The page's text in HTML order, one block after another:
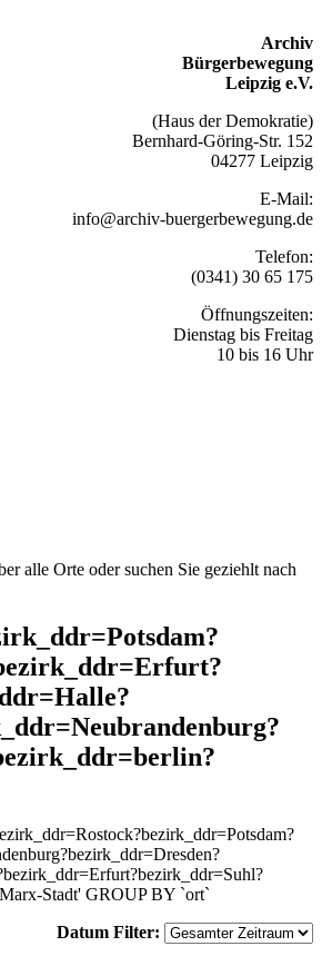
Archiv
Bürgerbewegung
Leipzig e.V.
(Haus der Demokratie)
Bernhard-Göring-Str. 152
04277 Leipzig
E-Mail:
info@archiv-buergerbewegung.de
Telefon:
(0341) 30 65 175
Öffnungszeiten:
Dienstag bis Freitag
10 bis 16 Uhr
alle Orte oder suchen Sie geziehlt nach
Stadt' GROUP BY `ort`
Datum Filter: